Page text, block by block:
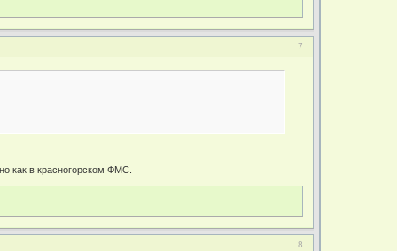
7
как в красногорском ФМС.
8